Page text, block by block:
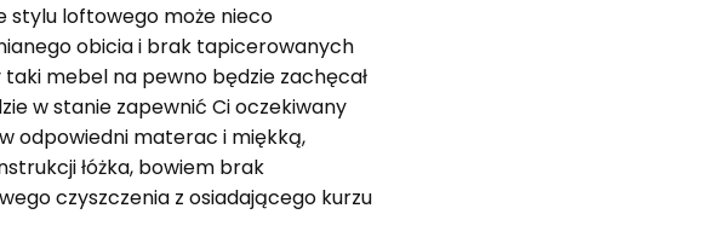
stylu loftowego może nieco
obicia i brak tapicerowanych
mebel na pewno będzie zachęcał
w stanie zapewnić Ci oczekiwany
odpowiedni materac i miękką,
łóżka, bowiem brak
czyszczenia z osiadającego kurzu